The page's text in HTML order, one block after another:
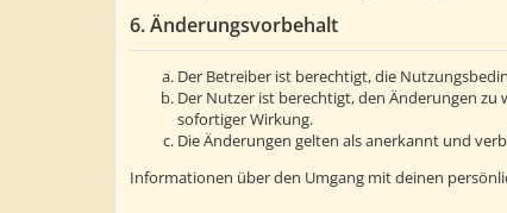
6. Änderungsvorbehalt
Der Betreiber ist berechtigt, die
Der Nutzer ist berechtigt, den Änderungen
sofortiger Wirkung.
Die Änderungen gelten als anerkannt und
Informationen über den Umgang mit deinen